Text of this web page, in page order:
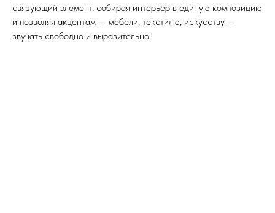
связующий элемент, собирая интерьер в единую композицию
и позволяя акцентам — мебели, текстилю, искусству —
звучать свободно и выразительно.